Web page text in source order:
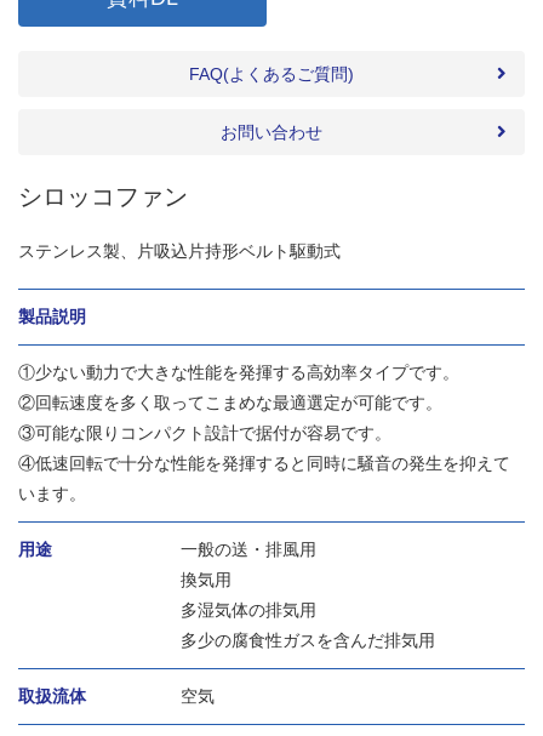
FAQ(よくあるご質問)
お問い合わせ
シロッコファン
ステンレス製、片吸込片持形ベルト駆動式
製品説明
①少ない動力で大きな性能を発揮する高効率タイプです。
②回転速度を多く取ってこまめな最適選定が可能です。
③可能な限りコンパクト設計で据付が容易です。
④低速回転で十分な性能を発揮すると同時に騒音の発生を抑えて
います。
用途
一般の送・排風用
換気用
多湿気体の排気用
多少の腐食性ガスを含んだ排気用
取扱流体 空気